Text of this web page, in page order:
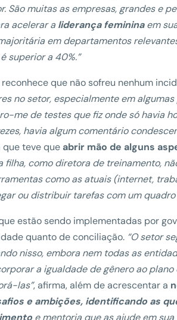
São muitas as empresas, grandes e
acelerar a liderança femininaem
em departamentos
superior a 40%.”
reconhece que não sofreu nenhum
no setor, especialmente em
me de testes que fiz onde só havia
havia algum comentário
teve que abrir mão de alguns
filha, como diretora de treinamento,
como as atuais (internet,
ou distribuir tarefas com um
estão sendo implementadas por
quanto de conciliação. “O setor
nisso, embora nem todas as
a igualdade de gênero ao
las”, afirma, além de acrescentar a
e ambições, identificando as